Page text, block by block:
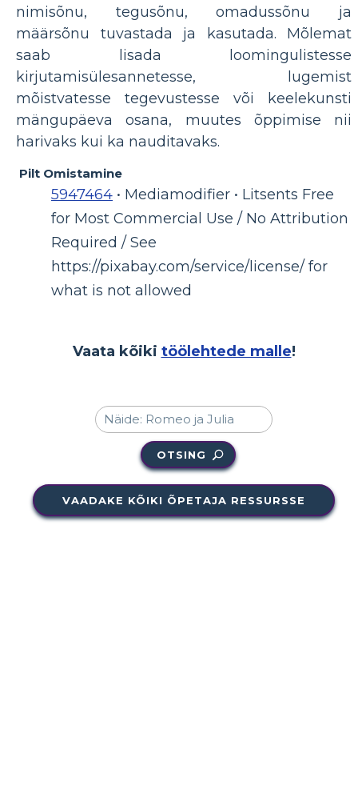
nimisõnu, tegusõnu, omadussõnu ja
määrsõnu tuvastada ja kasutada. Mõlemat
saab lisada loomingulistesse
kirjutamisülesannetesse, lugemist
mõistvatesse tegevustesse või keelekunsti
mängupäeva osana, muutes õppimise nii
harivaks kui ka nauditavaks.
Pilt Omistamine
5947464 • Mediamodifier • Litsents Free
for Most Commercial Use / No Attribution
Required / See
https://pixabay.com/service/license/ for
what is not allowed
Vaata kõiki töölehtede malle!
OTSING
VAADAKE KÕIKI ÕPETAJA RESSURSSE